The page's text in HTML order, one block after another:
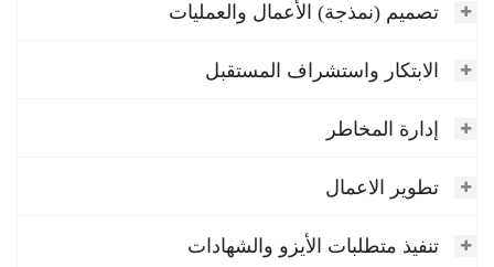
تصميم (نمذجة) الأعمال والعمليات
الابتكار واستشراف المستقبل
إدارة المخاطر
تطوير الاعمال
تنفيذ متطلبات الأيزو والشهادات